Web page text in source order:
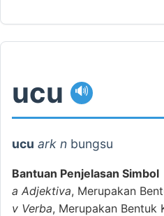
ucu 🔊
ucu ark n bungsu
Bantuan Penjelasan Simbol
a Adjektiva, Merupakan
v Verba, Merupakan Bentuk